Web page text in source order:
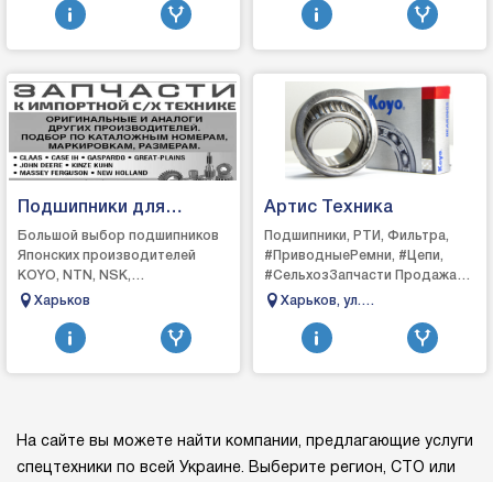
заванта...
территории Украины. Гарант...
Подшипники для
сельхоз техники
Большой выбор подшипников
Японских производителей
KOYO, NTN, NSK,
MACHIсельхоз техника,
почвообработка бороны
диски кул...
Харьков
Артис Техника
Подшипники, РТИ, Фильтра,
#ПриводныеРемни, #Цепи,
#СельхозЗапчасти Продажа
по всей Украине! Гарантия
наличие и быстрая дост...
Харьков, ул.
Малогончаровская,17
На сайте вы можете найти компании, предлагающие услуги
спецтехники по всей Украине. Выберите регион, СТО или